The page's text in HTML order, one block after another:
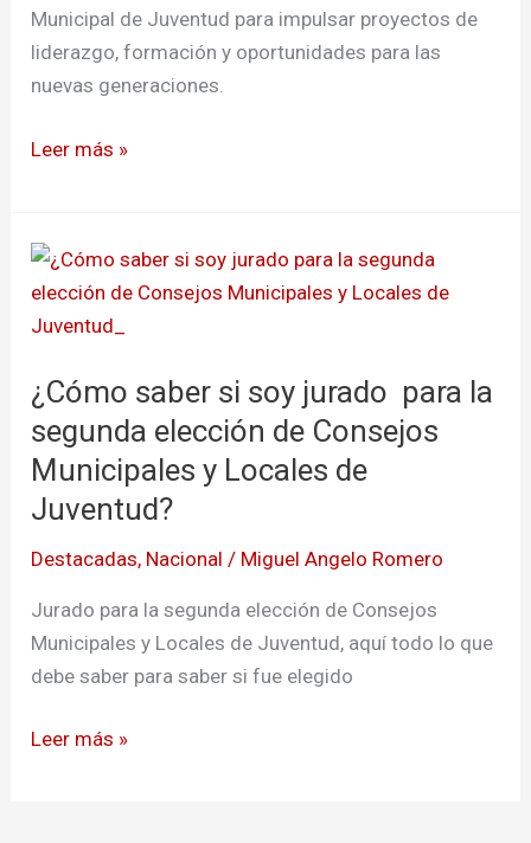
Municipal de Juventud para impulsar proyectos de
liderazgo, formación y oportunidades para las
nuevas generaciones.
Leer más »
¿Cómo saber si soy jurado para la
segunda elección de Consejos
Municipales y Locales de
Juventud?
Destacadas, Nacional / Miguel Angelo Romero
Jurado para la segunda elección de Consejos
Municipales y Locales de Juventud, aquí todo lo que
debe saber para saber si fue elegido
¿Cómo
saber
si
jurado
para
la
elección
de
Municipales
y
Locales
Leer más »